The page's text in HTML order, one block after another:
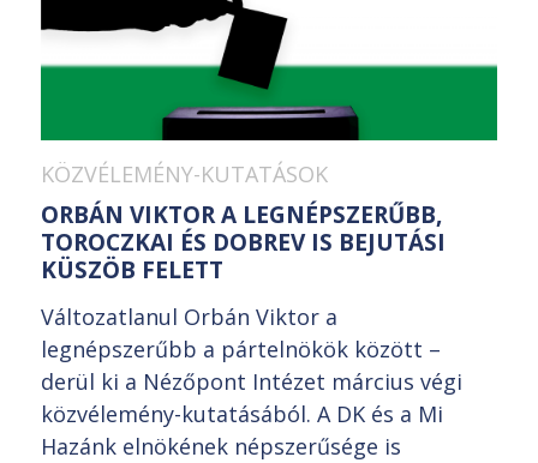
KÖZVÉLEMÉNY-KUTATÁSOK
ORBÁN VIKTOR A LEGNÉPSZERŰBB,
TOROCZKAI ÉS DOBREV IS BEJUTÁSI
KÜSZÖB FELETT
Változatlanul Orbán Viktor a
legnépszerűbb a pártelnökök között –
derül ki a Nézőpont Intézet március végi
közvélemény-kutatásából. A DK és a Mi
Hazánk elnökének népszerűsége is